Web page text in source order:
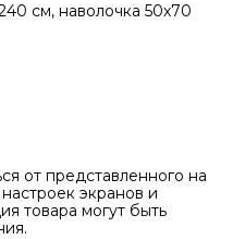
см, наволочка 50х70
от представленного на
экранов и
товара могут быть